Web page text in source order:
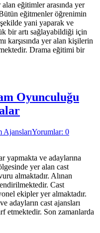
eğitimler arasında yer
eğitmenler öğrenimin
yani yaparak ve
bir artı sağlayabildiği için
karşısında yer alan kişilerin
Drama eğitimi bir
Oyunculuğu
AjanslarıYorumlar: 0
yapmakta ve adaylarına
yer alan cast
almaktadır. Alınan
Cast
ekipler yer almaktadır.
adayların cast ajansları
etmektedir. Son zamanlarda